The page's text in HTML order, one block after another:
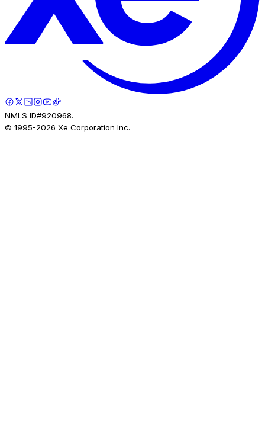
NMLS ID#920968.
© 1995-2026 Xe Corporation Inc.